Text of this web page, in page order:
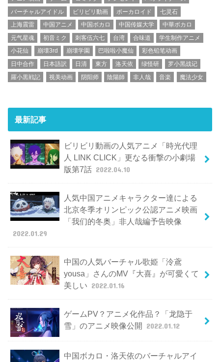
バーチャルアイドル
ビリビリ動画 ボーカロイド
七灵石
上海震雷
中国アニメ 中国ボカロ 中国传媒大学
中華ボカロ
元气星魂
初音ミク 刺客伍六七 台湾 合味道
学生制作アニメ
小花仙
崩壊3rd 崩壊学園 巴啦啦小魔仙
彩色铅笔动画
日中合作
日本語訳 日清 東方 洛天依 绿怪研
罗小黑战记
羅小黒戦記
视美动画 阴阳师 陰陽師 非人哉 音楽 魔法少女
最新記事
ビリビリ動画の人気アニメ「時光代理
人 LINK CLICK」更なる衝撃の小劇場
版第7話 2022.04.10
人気中国アニメキャラクター達による
北京冬季オリンピック公認アニメ映画
「我们的冬奥」非人哉編予告映像
2022.01.29
中国の人気バーチャル歌姫「泠鳶
yousa」さんのMV『大喜』が可愛くて
美しい 2022.01.16
ゲームPV？アニメ化作品？「龙隐于
雪」のアニメ映像公開 2022.01.12
中国ボカロ・洛天依のバーチャルアイ